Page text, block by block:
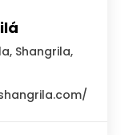
Shangrila,